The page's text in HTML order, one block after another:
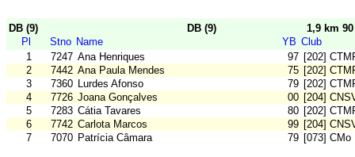
DB (9) DB (9)
1,9 km
Pl
Stno Name YB Club
1
7247 Ana Henriques 97 [202]
2
7442 Ana Paula Mendes 75 [202]
3
7360 Lurdes Afonso 79 [202]
4
7726 Joana Gonçalves 00 [204]
5
7283 Cátia Tavares 80 [202]
6
7742 Carlota Marcos 99 [204]
7
7070 Patrícia Câmara 79 [073] CMo